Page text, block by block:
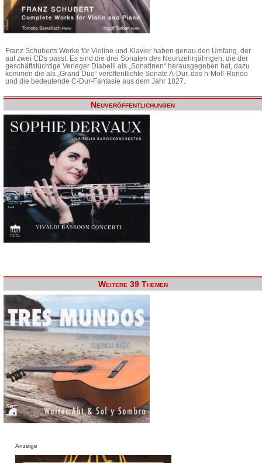
Franz Schuberts Werke für Violine und Klavier haben genau den Umfang, der
auf zwei CDs passt. Es sind die drei Sonaten des Neunzehnjährigen, die der
geschäftstüchtige Verleger Diabelli als „Sonatinen“ herausgegeben hat, dazu
kommen die als „Grand Duo“ veröffentlichte Sonate A-Dur, das h-Moll-Rondo
und die bedeutende C-Dur-Fantasie aus dem Jahr 1827.
Neuveröffentlichungen
Weitere 39 Themen
Anzeige